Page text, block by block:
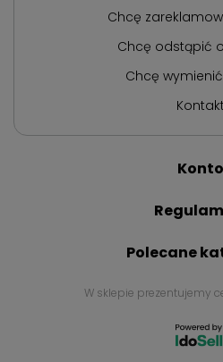
Chcę
Chcę odstąpić
Chcę
Kontakt
Konto
Polecane
W sklepie prezentujemy